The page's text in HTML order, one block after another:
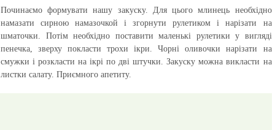
Починаємо формувати нашу закуску. Для цього млинець необхідно
намазати сирною намазочкой і згорнути рулетиком і нарізати на
шматочки. Потім необхідно поставити маленькі рулетики у вигляді
пенечка, зверху покласти трохи ікри. Чорні оливочки нарізати на
смужки і розкласти на ікрі по дві штучки. Закуску можна викласти на
листки салату. Приємного апетиту.